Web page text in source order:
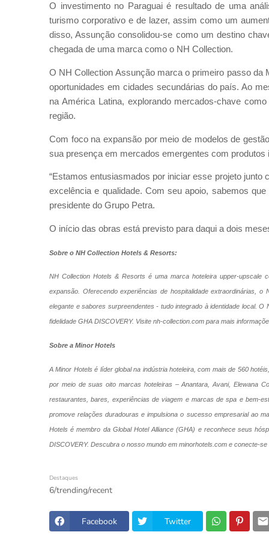
O investimento no Paraguai é resultado de uma
turismo corporativo e de lazer, assim como um
disso, Assunção consolidou-se como um destino
chegada de uma marca como o NH Collection.
O NH Collection Assunção marca o primeiro passo da
oportunidades em cidades secundárias do país. Ao
na América Latina, explorando mercados-chave
região.
Com foco na expansão por meio de modelos de
sua presença em mercados emergentes com produtos
“Estamos entusiasmados por iniciar esse projeto
excelência e qualidade. Com seu apoio, sabemos
presidente do Grupo Petra.
O início das obras está previsto para daqui a dois
Sobre o NH Collection Hotels & Resorts:
NH Collection Hotels & Resorts é uma marca hoteleira upper-
expansão. Oferecendo experiências de hospitalidade extraordinárias,
elegante e sabores surpreendentes - tudo integrado à identidade local.
fidelidade GHA DISCOVERY. Visite nh-collection.com para mais
Sobre a Minor Hotels
A Minor Hotels é líder global na indústria hoteleira, com mais de 560
por meio de suas oito marcas hoteleiras – Anantara, Avani, Elewana
restaurantes, bares, experiências de viagem e marcas de spa e bem-
promove relações duradouras e impulsiona o sucesso empresarial ao
Hotels é membro da Global Hotel Alliance (GHA) e reconhece seus
DISCOVERY. Descubra o nosso mundo em minorhotels.com e conecte-
Destaques
6/trending/recent
Facebook Twitter